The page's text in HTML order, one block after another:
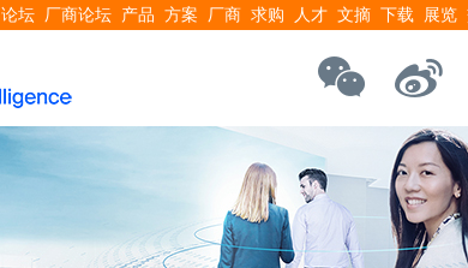
论坛 厂商论坛 产品 方案 厂商 求购 人才 文摘 下载 展览